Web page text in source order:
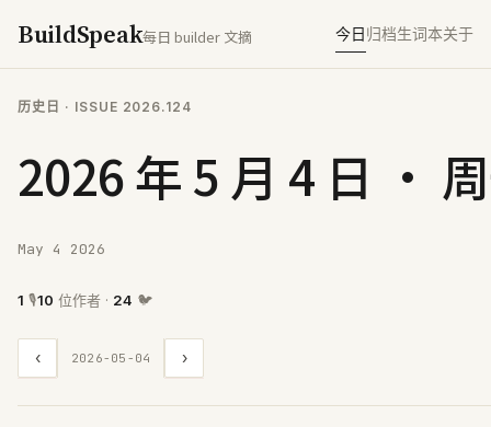
BuildSpeak每日 builder 文摘 今日归档生词本关于
历史日 · ISSUE 2026.124
2026 年 5 月 4 日 ·
May 4 2026
1 🎙10 位作者 · 24 🐦
‹ 2026-05-04 ›